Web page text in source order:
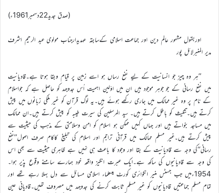
(صدق جدید22دسمبر1961ء)
اوربقول مشہور عالم دین اور جماعت اسلامی کےسابقہ عہدیدارجناب مولوی عبد الرحیم اشرف
مدیر المنبرلائل پور
’’ہر وہ چیز جو انسانیت کے لیے نفع رساں ہو اسے زمین پر قیام وبقا ہوتا ہے۔قادیانیت
میں نفع رسانی کے جو جوہر موجود ہیں ان میں اوّلین اہمیت اُس جدوجہد کو حاصل ہے کہ جواسلام
کے نام پر وہ غیر ممالک میں جاری رکھے ہوئے ہیں۔یہ لوگ قرآن کو غیر ملکی زبانوں میں پیش
کرتے ہیں۔تثلیث کو باطل کرتے ہیں۔ سید المرسلین کی سیرت طیبہ کو پیش کرتے ہیں۔ان ممالک
میں مساجد بنواتے ہیں اور جہاں کہیں ممکن ہو اسلام کو امن وسلامتی کے مذہب کی حیثیت سے
پیش کرتے ہیں۔غیر مسلم ممالک میں قرآنی تراجم اور اسلام کی تبلیغ کاکام صرف اصول’’نفع
رسانی‘‘کی وجہ سے قادیانیت کے بقا اور وجود کا باعث ہی نہیں ہے ظاہری حیثیت سے بھی اس
کی وجہ سے قادیانیوں کی ساکھ ہے۔ایک عبرت انگیز واقعہ خود ہمارے سامنے وقوع پذیر ہوا۔
1954ءمیں جب جسٹس منیر انکوائری کورٹ میںعلماء اسلامی مسائل سے دل بہلا رہے تھے اور
تمام مسلم جماعتیں قادیانیوں کو غیر مسلم ثابت کرنے کی جدوجہد میں مصروف تھیں۔قادیانی عین